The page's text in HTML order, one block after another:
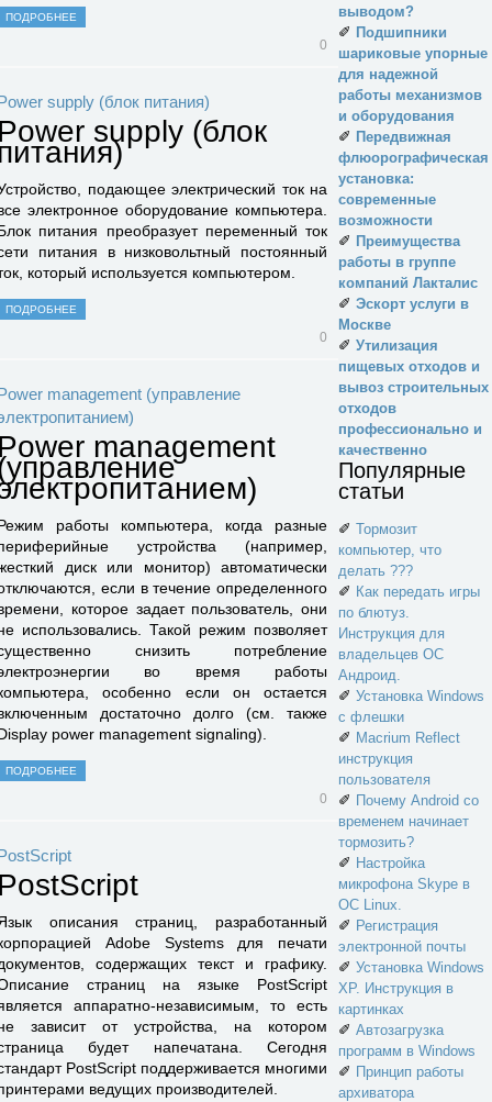
ПОДРОБНЕЕ
0
supply (блок питания)
supply (блок
подающее электрический ток на
электронное оборудование компьютера.
питания преобразует переменный ток
питания в низковольтный постоянный
который используется компьютером.
ПОДРОБНЕЕ
0
management (управление
management
работы компьютера, когда разные
устройства (например,
диск или монитор) автоматически
если в течение определенного
которое задает пользователь, они
использовались. Такой режим позволяет
снизить потребление
во время работы
особенно если он остается
достаточно долго (см. также
power management signaling).
ПОДРОБНЕЕ
0
описания страниц, разработанный
Adobe Systems для печати
содержащих текст и графику.
страниц на языке PostScript
аппаратно-независимым, то есть
зависит от устройства, на котором
будет напечатана. Сегодня
PostScript поддерживается многими
ведущих производителей.
выводом?
✐ Подшипники
шариковые упорные
для надежной
работы механизмов
и оборудования
✐ Передвижная
флюорографическая
установка:
современные
возможности
✐ Преимущества
работы в группе
компаний Лакталис
✐ Эскорт услуги в
Москве
✐ Утилизация
пищевых отходов и
вывоз строительных
отходов
профессионально и
качественно
Популярные
статьи
✐ Тормозит
компьютер, что
делать ???
✐ Как передать игры
по блютуз.
Инструкция для
владельцев ОС
Андроид.
✐ Установка Windows
с флешки
✐ Macrium Reflect
инструкция
пользователя
✐ Почему Android со
временем начинает
тормозить?
✐ Настройка
микрофона Skype в
ОС Linux.
✐ Регистрация
электронной почты
✐ Установка Windows
XP. Инструкция в
картинках
✐ Автозагрузка
программ в Windows
✐ Принцип работы
архиватора